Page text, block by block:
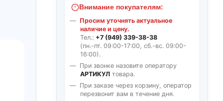
Внимание покупателям:
Просим уточнять актуальное
наличие и цену.
Тел.: +7 (949) 339-38-38
(пн.-пт. 09:00-17:00, сб.-вс. 09:00-
16:00).
При звонке назовите оператору
АРТИКУЛ товара.
При заказе через корзину, оператор
перезвонит вам в течение дня.